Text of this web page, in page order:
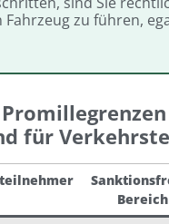
Fahrzeug zu führen,
für
Bereich